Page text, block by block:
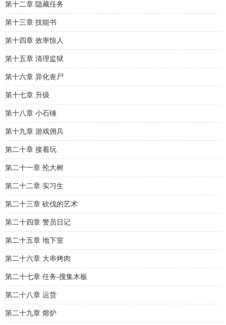
第十二章 隐藏任务
第十三章 技能书
第十四章 效率惊人
第十五章 清理监狱
第十六章 异化丧尸
第十七章 升级
第十八章 小石锤
第十九章 游戏佣兵
第二十章 接着玩
第二十一章 抡大树
第二十二章 实习生
第二十三章 砍伐的艺术
第二十四章 警员日记
第二十五章 地下室
第二十六章 大串烤肉
第二十七章 任务-搜集木板
第二十八章 运货
第二十九章 熔炉